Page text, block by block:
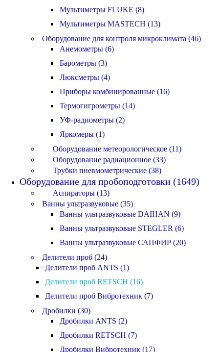
Мультиметры FLUKE (8)
Мультиметры MASTECH (13)
Оборудование для контроля микроклимата (46)
Анемометры (6)
Барометры (3)
Люксметры (4)
Приборы комбинированные (16)
Термогигрометры (14)
УФ-радиометры (2)
Яркомеры (1)
Оборудование метеорологическое (11)
Оборудование радиационное (33)
Трубки пневмометрические (38)
Оборудование для пробоподготовки (1649)
Аспираторы (13)
Ванны ультразвуковые (35)
Ванны ультразвуковые DAIHAN (9)
Ванны ультразвуковые STEGLER (6)
Ванны ультразвуковые САПФИР (20)
Делители проб (24)
Делители проб ANTS (1)
Делители проб RETSCH (16)
Делители проб Вибротехник (7)
Дробилки (30)
Дробилки ANTS (2)
Дробилки RETSCH (7)
Дробилки Вибротехник (17)